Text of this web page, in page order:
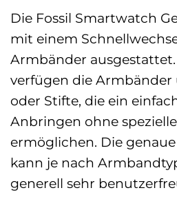
Die Fossil Smartwatch
mit einem
Armbänder
verfügen die Armbänder
oder Stifte, die ein
Anbringen ohne
ermöglichen. Die
kann je nach
generell sehr